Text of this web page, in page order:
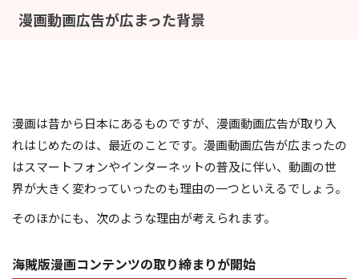
漫画動画広告が広まった背景
漫画は昔から日本にあるものですが、漫画動画広告が取り入
れはじめたのは、最近のことです。漫画動画広告が広まったの
はスマートフォンやインターネットの普及に伴い、動画の世
界が大きく変わっていったのも理由の一つといえるでしょう。
そのほかにも、次のような理由が考えられます。
海賊版漫画コンテンツの取り締まりが開始